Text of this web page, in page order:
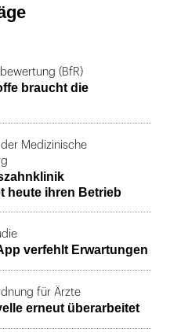
(BfR)
braucht die
Medizinische
heute ihren Betrieb
verfehlt Erwartungen
für Ärzte
erneut überarbeitet